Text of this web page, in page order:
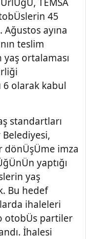
45
Ağustos ayına
teslim
ortalaması
6 olarak kabul
standartları
dönÜşÜme imza
yaptığı
yaş
Bu hedef
ihaleleri
otobÜs partiler
İhalesi